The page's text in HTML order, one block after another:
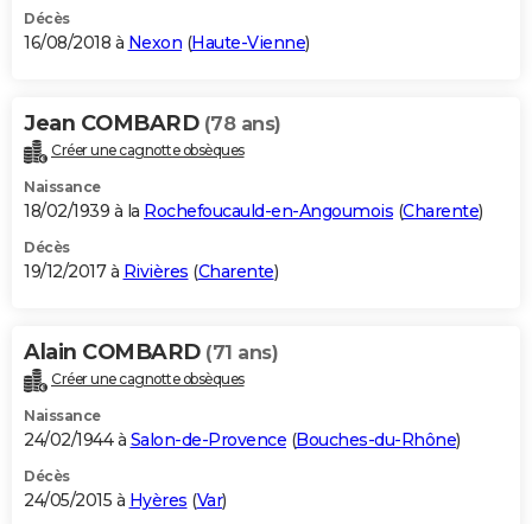
Décès
16/08/2018 à Nexon (Haute-Vienne)
Jean COMBARD (78 ans)
Créer une cagnotte obsèques
Naissance
18/02/1939 à la Rochefoucauld-en-Angoumois (Charente)
Décès
19/12/2017 à Rivières (Charente)
Alain COMBARD (71 ans)
Créer une cagnotte obsèques
Naissance
24/02/1944 à Salon-de-Provence (Bouches-du-Rhône)
Décès
24/05/2015 à Hyères (Var)